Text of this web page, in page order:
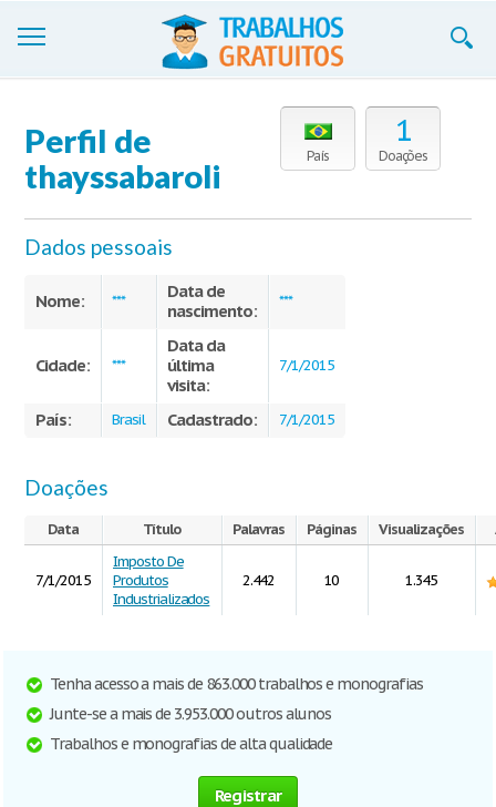
Cadastre-se
Blog
Contate-nos
País
1
Doações
Perfil de
thayssabaroli
Dados pessoais
Nome: ***
Data de
nascimento:
***
Cidade: ***
Data da
última
visita:
7/1/2015
País: Brasil Cadastrado: 7/1/2015
Doações
Data Título Palavras Páginas Visualizações
7/1/2015
Imposto De
Produtos
Industrializados
2.442 10 1.345
Tenha acesso a mais de 863.000 trabalhos e monografias
Junte-se a mais de 3.953.000 outros alunos
Trabalhos e monografias de alta qualidade
Registrar